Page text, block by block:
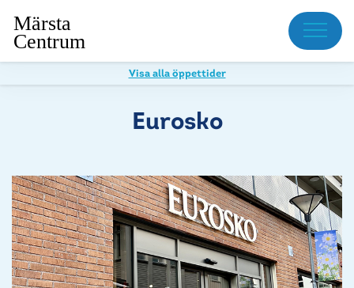
Meny
Visa alla öppettider
Eurosko